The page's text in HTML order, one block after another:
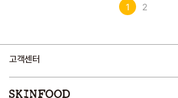
1 2
고객센터